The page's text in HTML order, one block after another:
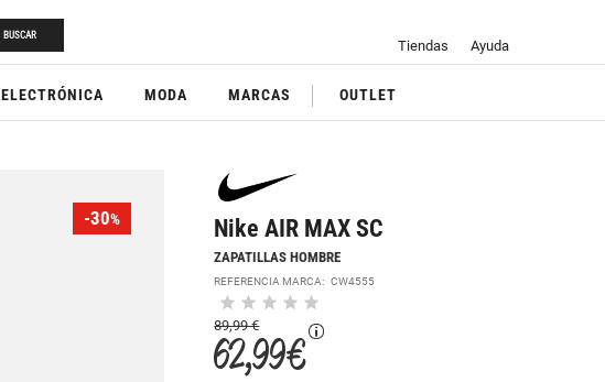
BUSCAR
Tiendas Ayuda
ELECTRÓNICA MODA MARCAS OUTLET
Nike AIR MAX SC
ZAPATILLAS HOMBRE
REFERENCIA MARCA:CW4555
89,99 €
62,99 €
-30%